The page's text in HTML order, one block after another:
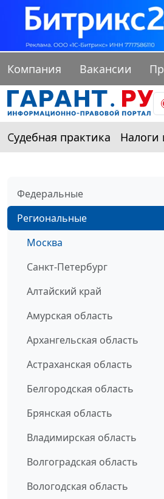
Компания Вакансии
Судебная практика Налоги
Федеральные
Региональные
Москва
Санкт-Петербург
Алтайский край
Амурская область
Архангельская область
Астраханская область
Белгородская область
Брянская область
Владимирская область
Волгоградская область
Вологодская область